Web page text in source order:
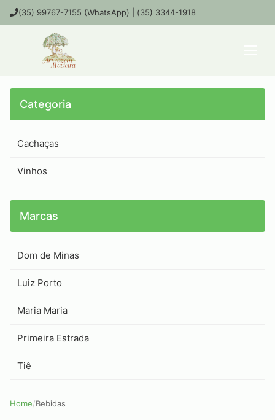
(35) 99767-7155 (WhatsApp) | (35) 3344-1918
Categoria
Cachaças
Vinhos
Marcas
Dom de Minas
Luiz Porto
Maria Maria
Primeira Estrada
Tiê
Home/Bebidas